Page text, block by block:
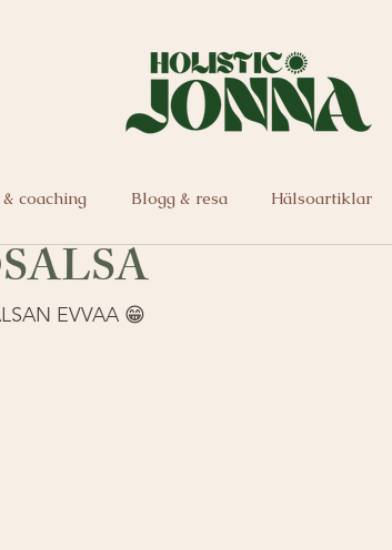
coaching Blogg & resa Hälsoartiklar
EVVAA 😁